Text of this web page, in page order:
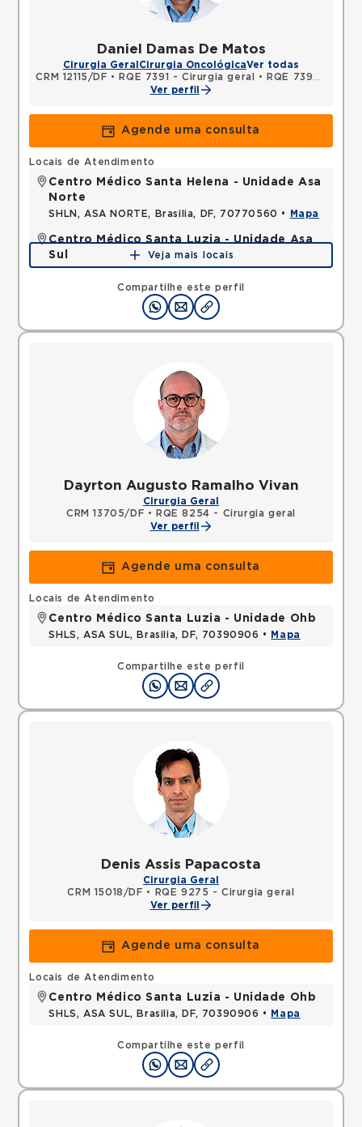
Daniel Damas De Matos
Cirurgia Geral Cirurgia OncológicaVer todas
CRM 12115/DF • RQE 7391 - Cirurgia geral •
RQE 7392 - Cancerologia/cancerologia cirúrgica
Ver perfil
Agende uma consulta
Compartilhe este perfil
Locais de Atendimento
Centro Médico Santa Helena - Unidade Asa
Norte
SHLN, ASA NORTE, Brasilia, DF, 70770560 • Mapa
Centro Médico Santa Luzia - Unidade Asa
Sul
SHLS, ASA SUL, Brasilia, DF, 70390903 •Mapa
Veja mais locais
Dayrton Augusto Ramalho Vivan
Cirurgia Geral
CRM 13705/DF •
RQE 8254 - Cirurgia geral
Ver perfil
Agende uma consulta
Compartilhe este perfil
Locais de Atendimento
Centro Médico Santa Luzia - Unidade Ohb
SHLS, ASA SUL, Brasilia, DF, 70390906 • Mapa
Denis Assis Papacosta
Cirurgia Geral
CRM 15018/DF •
RQE 9275 - Cirurgia geral
Ver perfil
Agende uma consulta
Compartilhe este perfil
Locais de Atendimento
Centro Médico Santa Luzia - Unidade Ohb
SHLS, ASA SUL, Brasilia, DF, 70390906 • Mapa